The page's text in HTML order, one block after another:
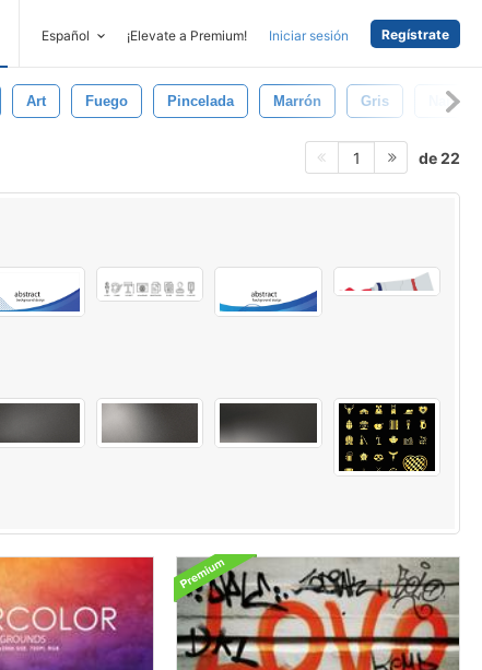
Español ¡Elevate a Premium! Iniciar sesión Regístrate
Art Fuego Pincelada Marrón Gris Naranja
1 de 22